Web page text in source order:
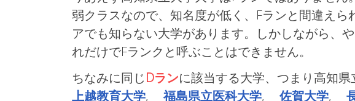
弱クラスなので、知名度が低く、Fランと間違えら
アでも知らない大学があります。しかしながら、
れだけでFランクと呼ぶことはできません。
ちなみに同じDランに該当する大学、つまり高知
上越教育大学,福島県立医科大学, 佐賀大学,